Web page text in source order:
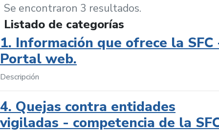
Se encontraron 3 resultados.
Listado de categorías
1. Información que ofrece la SFC
Portal web.
Descripción
4. Quejas contra entidades
vigiladas - competencia de la